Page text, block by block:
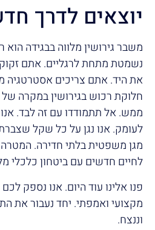
יוצאים לדרך
משבר גירושין מלווה בבגידה
נשמטת מתחת לרגליים. אתם
את היד. אתם צריכים
חלוקת רכוש בגירושין במקרה
ממש. אל תתמודדו עם זה לבד.
לעומק. אנו נגן על כל שקל
מגן משפטית בלתי חדירה.
לחיים חדשים עם ביטחון כלכלי
פנו אלינו עוד היום. אנו נספק
מקצועי ואמפתי. יחד נעבור את
וננצח.